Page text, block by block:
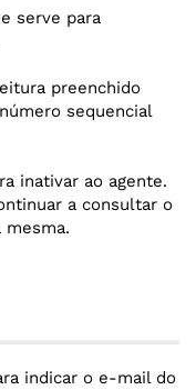
serve para
preenchido
sequencial
inativar ao agente.
a consultar o
mesma.
indicar o e-mail do